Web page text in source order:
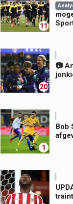
11
20
📷
1
Bob